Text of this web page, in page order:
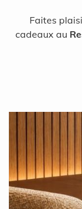
Faites
cadeaux au